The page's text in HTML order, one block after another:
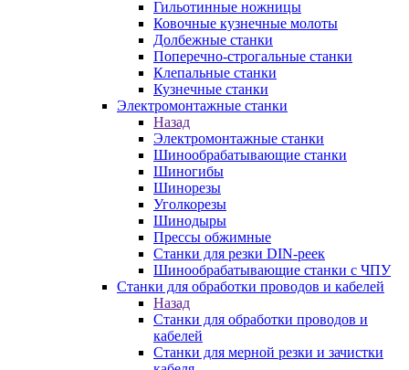
Гильотинные ножницы
Ковочные кузнечные молоты
Долбежные станки
Поперечно-строгальные станки
Клепальные станки
Кузнечные станки
Электромонтажные станки
Назад
Электромонтажные станки
Шинообрабатывающие станки
Шиногибы
Шинорезы
Уголкорезы
Шинодыры
Прессы обжимные
Станки для резки DIN-реек
Шинообрабатывающие станки с ЧПУ
Станки для обработки проводов и кабелей
Назад
Станки для обработки проводов и
кабелей
Станки для мерной резки и зачистки